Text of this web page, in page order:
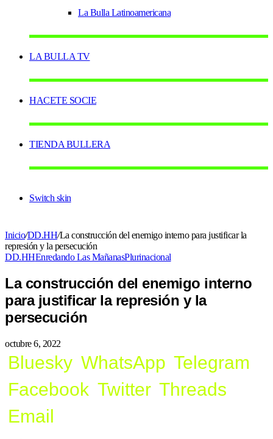
La Bulla Latinoamericana
LA BULLA TV
HACETE SOCIE
TIENDA BULLERA
Switch skin
Inicio/DD.HH/La construcción del enemigo interno para justificar la
represión y la persecución
DD.HHEnredando Las MañanasPlurinacional
La construcción del enemigo interno
para justificar la represión y la
persecución
octubre 6, 2022
Bluesky WhatsApp Telegram
Facebook Twitter Threads
Email